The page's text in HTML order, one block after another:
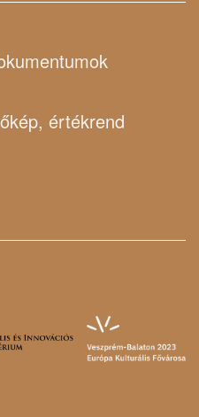
értékrend